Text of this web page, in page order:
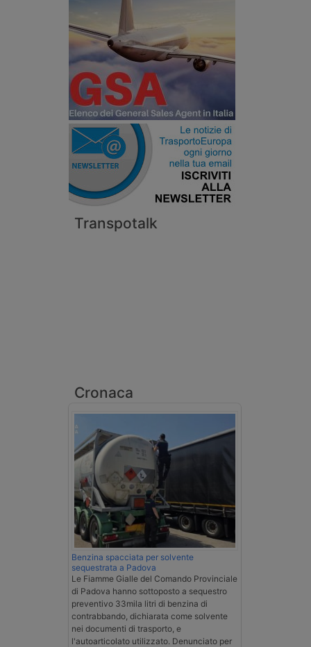
Transpotalk
Cronaca
Benzina spacciata per solvente
sequestrata a Padova
Le Fiamme Gialle del Comando Provinciale
di Padova hanno sottoposto a sequestro
preventivo 33mila litri di benzina di
contrabbando, dichiarata come solvente
nei documenti di trasporto, e
l'autoarticolato utilizzato. Denunciato per